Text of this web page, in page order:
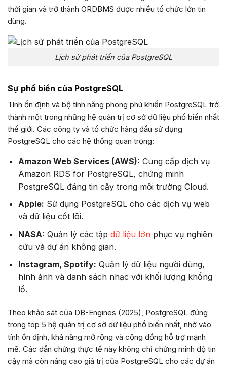
thời gian và trở thành ORDBMS được nhiều tổ chức lớn tin
dùng.
Lịch sử phát triển của PostgreSQL
Sự phổ biến của PostgreSQL
Tính ổn định và bộ tính năng phong phú khiến PostgreSQL trở
thành một trong những hệ quản trị cơ sở dữ liệu phổ biến nhất
thế giới. Các công ty và tổ chức hàng đầu sử dụng
PostgreSQL cho các hệ thống quan trọng:
Amazon Web Services (AWS): Cung cấp dịch vụ
Amazon RDS for PostgreSQL, chứng minh
PostgreSQL đáng tin cậy trong môi trường Cloud.
Apple: Sử dụng PostgreSQL cho các dịch vụ web
và dữ liệu cốt lõi.
NASA: Quản lý các tập dữ liệu lớnphục vụ nghiên
cứu và dự án không gian.
Instagram, Spotify: Quản lý dữ liệu người dùng,
hình ảnh và danh sách nhạc với khối lượng khổng
lồ.
Theo khảo sát của DB-Engines (2025), PostgreSQL đứng
trong top 5 hệ quản trị cơ sở dữ liệu phổ biến nhất, nhờ vào
tính ổn định, khả năng mở rộng và cộng đồng hỗ trợ mạnh
mẽ. Các dẫn chứng thực tế này không chỉ chứng minh độ tin
cậy mà còn nâng cao giá trị của PostgreSQL cho các dự án